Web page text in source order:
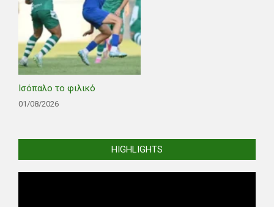
Ισόπαλο το φιλικό
01/08/2026
HIGHLIGHTS